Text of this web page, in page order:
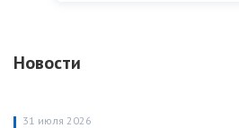
Новости
31 июля 2026